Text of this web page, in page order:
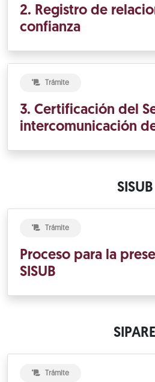
2. Registro de
confianza
Trámite
3. Certificación del
intercomunicación
SISUB
Trámite
Proceso para la
SISUB
SIPARE
Trámite